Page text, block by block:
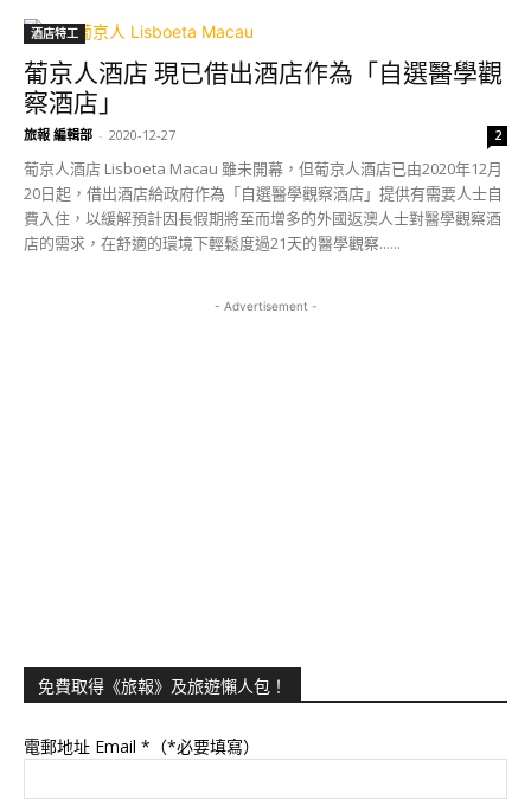
酒店特工
葡京人酒店 現已借出酒店作為「自選醫學觀
察酒店」
旅報 編輯部 - 2020-12-27 2
葡京人酒店 Lisboeta Macau 雖未開幕，但葡京人酒店已由2020年12月
20日起，借出酒店給政府作為「自選醫學觀察酒店」提供有需要人士自
費入住，以緩解預計因長假期將至而增多的外國返澳人士對醫學觀察酒
店的需求，在舒適的環境下輕鬆度過21天的醫學觀察......
- Advertisement -
免費取得《旅報》及旅遊懶人包！
電郵地址 Email *（*必要填寫）